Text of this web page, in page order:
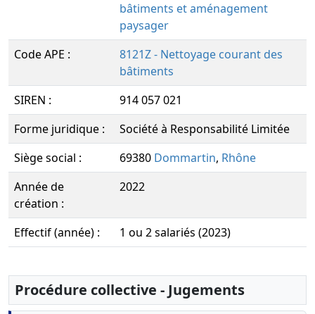
bâtiments et aménagement
paysager
Code APE :
8121Z - Nettoyage courant des
bâtiments
SIREN :
914 057 021
Forme juridique :
Société à Responsabilité Limitée
Siège social :
69380 Dommartin, Rhône
Année de
création :
2022
Effectif (année) : 1 ou 2 salariés (2023)
Procédure collective - Jugements